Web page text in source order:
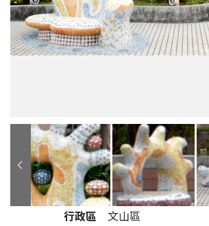
公共藝術作品詳細資料
行政區
文山區